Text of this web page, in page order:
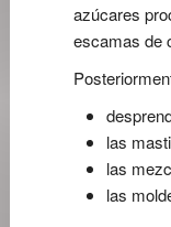
azúcares
escamas de
las
las
las